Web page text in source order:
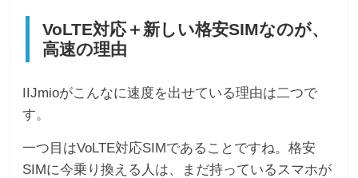
VoLTE対応＋新しい格安SIMなのが、
高速の理由
IIJmioがこんなに速度を出せている理由は二つで
す。
一つ目はVoLTE対応SIMであることですね。格安
SIMに今乗り換える人は、まだ持っているスマホが